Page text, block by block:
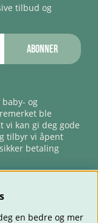
tilbud og
Abonner
og
ble
vi kan gi deg gode
tilbyr vi åpent
betaling
en bedre og mer